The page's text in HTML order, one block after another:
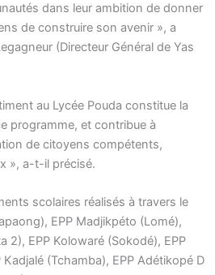
dans leur ambition de donner
de construire son avenir », a
(Directeur Général de Yas
au Lycée Pouda constitue la
programme, et contribue à
de citoyens compétents,
», a-t-il précisé.
scolaires réalisés à travers le
EPP Madjikpéto (Lomé),
2), EPP Kolowaré (Sokodé), EPP
(Tchamba), EPP Adétikopé D